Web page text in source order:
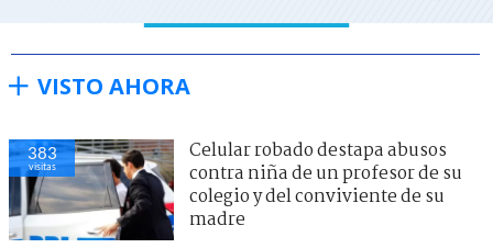
VISTO AHORA
383
visitas
Celular robado destapa abusos
contra niña de un profesor de su
colegio y del conviviente de su
madre